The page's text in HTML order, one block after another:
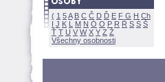
( 1 5A B C Č D Ď E F G H Ch
I J K L M N Ó O P R Ř S Ś
Ť T U V W X Y Z
Všechny osobnosti